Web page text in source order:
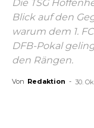
Die TSG
Blick auf den
warum dem 1.
DFB-Pokal
den Rängen.
Von Redaktion - 30.